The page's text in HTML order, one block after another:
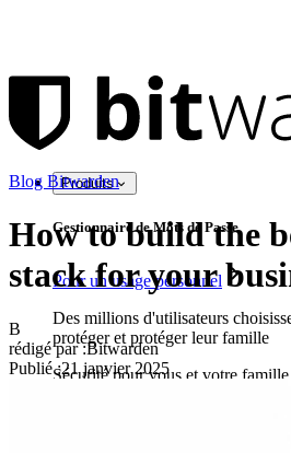
Produits
Gestionnaire de Mots de Passe
Pour un usage personnel
Des millions d'utilisateurs
protéger et protéger leur famille
Sécurité pour vous et votre famille
Blog Bitwarden
How to build the
stack for your
B
rédigé par :Bitwarden
Publié:21 janvier 2025